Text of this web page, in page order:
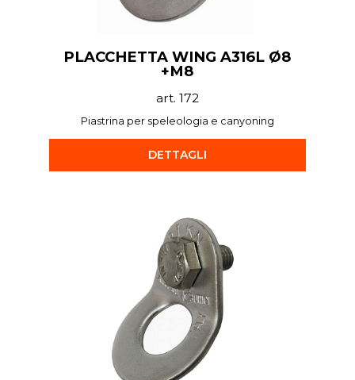
PLACCHETTA WING A316L Ø8
+M8
art. 172
Piastrina per speleologia e canyoning
DETTAGLI